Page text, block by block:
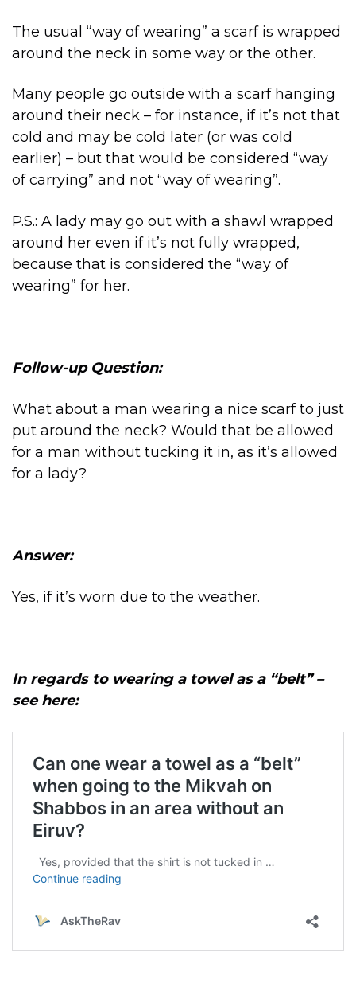
The usual “way of wearing” a scarf is wrapped
around the neck in some way or the other.
Many people go outside with a scarf hanging
around their neck – for instance, if it’s not that
cold and may be cold later (or was cold
earlier) – but that would be considered “way
of carrying” and not “way of wearing”.
P.S.: A lady may go out with a shawl wrapped
around her even if it’s not fully wrapped,
because that is considered the “way of
wearing” for her.
Follow-up Question:
What about a man wearing a nice scarf to just
put around the neck? Would that be allowed
for a man without tucking it in, as it’s allowed
for a lady?
Answer:
Yes, if it’s worn due to the weather.
In regards to wearing a towel as a “belt” –
see here: